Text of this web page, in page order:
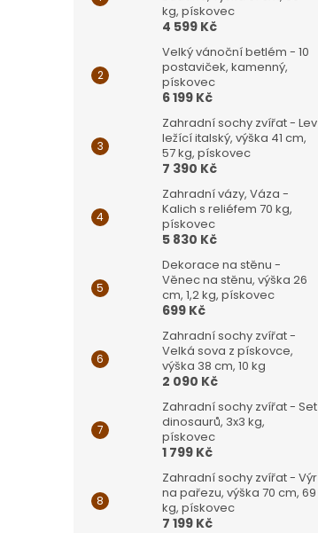
kg, pískovec
4 599 Kč
Velký vánoční betlém - 10
postaviček, kamenný,
pískovec
6 199 Kč
Zahradní sochy zvířat - Lev
ležící italský, výška 41 cm,
57 kg, pískovec
7 390 Kč
Zahradní vázy, Váza -
Kalich s reliéfem 70 kg,
pískovec
5 830 Kč
Dekorace na stěnu -
Věnec na stěnu, výška 26
cm, 1,2 kg, pískovec
699 Kč
Zahradní sochy zvířat -
Velká sova z pískovce,
výška 38 cm, 10 kg
2 090 Kč
Zahradní sochy zvířat - Set
dinosaurů, 3x3 kg,
pískovec
1 799 Kč
Zahradní sochy zvířat - Výr
na pařezu, výška 70 cm, 69
kg, pískovec
7 199 Kč